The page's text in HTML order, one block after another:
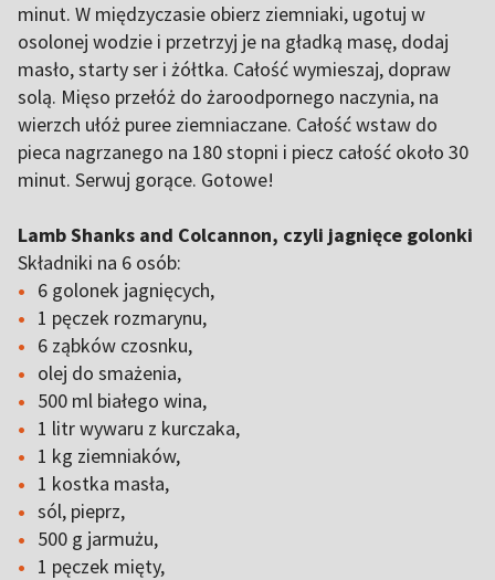
minut. W międzyczasie obierz ziemniaki, ugotuj w
osolonej wodzie i przetrzyj je na gładką masę, dodaj
masło, starty ser i żółtka. Całość wymieszaj, dopraw
solą. Mięso przełóż do żaroodpornego naczynia, na
wierzch ułóż puree ziemniaczane. Całość wstaw do
pieca nagrzanego na 180 stopni i piecz całość około 30
minut. Serwuj gorące. Gotowe!
Lamb Shanks and Colcannon, czyli jagnięce golonki
Składniki na 6 osób:
6 golonek jagnięcych,
1 pęczek rozmarynu,
6 ząbków czosnku,
olej do smażenia,
500 ml białego wina,
1 litr wywaru z kurczaka,
1 kg ziemniaków,
1 kostka masła,
sól, pieprz,
500 g jarmużu,
1 pęczek mięty,